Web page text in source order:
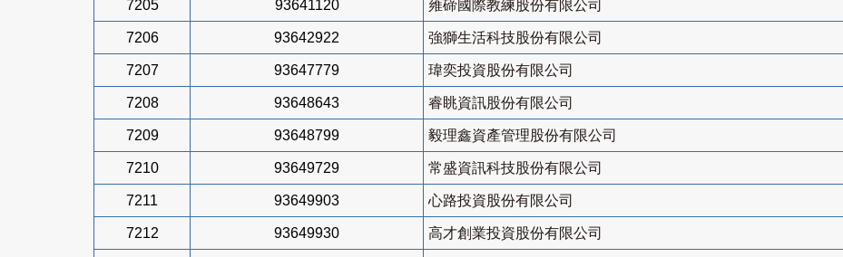
7205 93641120 雍碲國際教練股份有限公司
7206 93642922 強獅生活科技股份有限公司
7207 93647779 瑋奕投資股份有限公司
7208 93648643 睿眺資訊股份有限公司
7209 93648799 毅理鑫資產管理股份有限公司
7210 93649729 常盛資訊科技股份有限公司
7211 93649903 心路投資股份有限公司
7212 93649930 高才創業投資股份有限公司